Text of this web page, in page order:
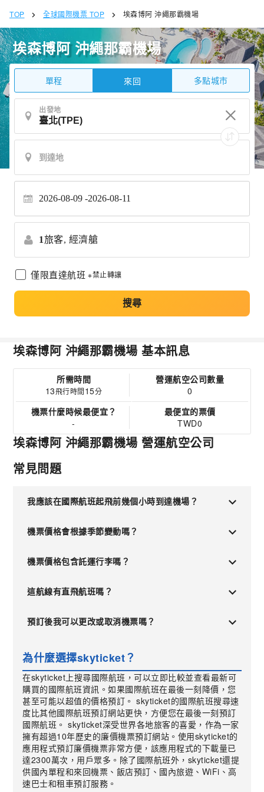
TOP 全球國際機票 TOP 埃森博阿 沖繩那霸機場
埃森博阿 沖繩那霸機場
單程 來回 多點城市
出發地
2026-08-09 2026-08-11
1旅客, 經濟艙
僅限直達航班 ※禁止轉讓
搜尋
埃森博阿 沖繩那霸機場 基本訊息
所需時間
13飛行時間15分
營運航空公司數量
0
機票什麼時候最便宜？
-
最便宜的票價
TWD0
埃森博阿 沖繩那霸機場 營運航空公司
常見問題
我應該在國際航班起飛前幾個小時到達機場？
機票價格會根據季節變動嗎？
機票價格包含託運行李嗎？
這航線有直飛航班嗎？
預訂後我可以更改或取消機票嗎？
為什麼選擇skyticket？
在skyticket上搜尋國際航班，可以立即比較並查看最新可
購買的國際航班資訊。如果國際航班在最後一刻降價，您
甚至可能以超值的價格預訂。 skyticket的國際航班搜尋速
度比其他國際航班預訂網站更快，方便您在最後一刻預訂
國際航班。 skyticket深受世界各地旅客的喜愛，作為一家
擁有超過10年歷史的廉價機票預訂網站。使用skyticket的
應用程式預訂廉價機票非常方便，該應用程式的下載量已
達2300萬次，用戶眾多。除了國際航班外，skyticket還提
供國內單程和來回機票、飯店預訂、國內旅遊、WiFi、高
速巴士和租車預訂服務。